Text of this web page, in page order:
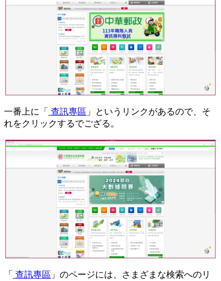
一番上に「 查訊專區 」というリンクがあるので、そ
れをクリックするでござる。
「 查訊專區 」のページには、さまざまな検索へのリ